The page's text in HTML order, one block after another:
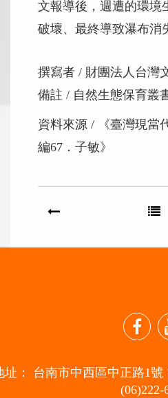
文報導後，週遭的環境
破壞、最終導致瀑布消
撰寫者
財團法人台灣
備註
自然生態保育叢
資料來源
《臺灣現當
編67．子敏》
址： 台南市中西區中正路1號
(06)222-